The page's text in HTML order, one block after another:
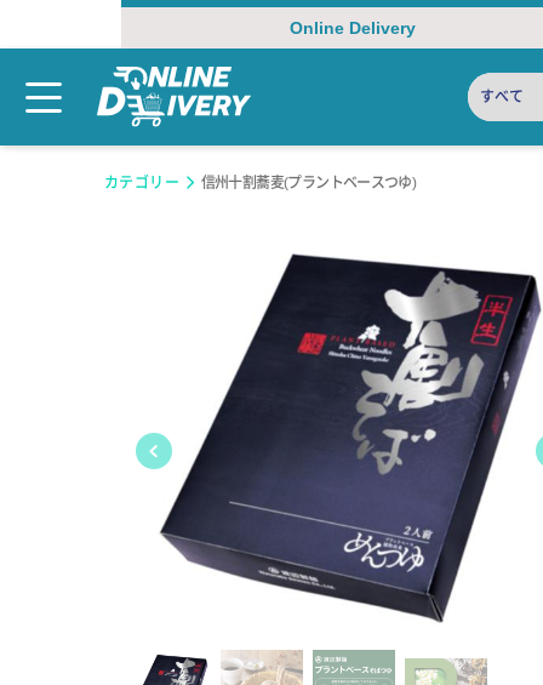
Online Delivery
すべて
カテゴリー 信州十割蕎麦(プラントベースつゆ)